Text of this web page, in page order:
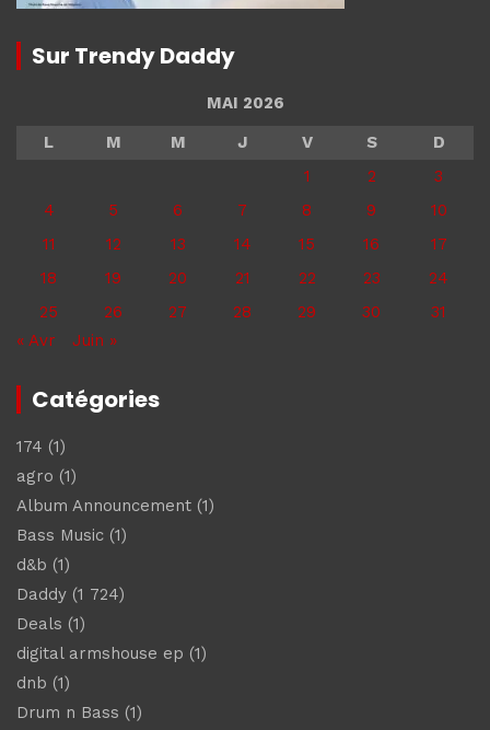
Sur Trendy Daddy
MAI 2026
L
M M J V S
D
1
2
3
4
5 6 7 8 9
10
11
12 13 14 15 16
17
18
19 20 21 22 23
24
25
26 27 28 29 30
31
« Avr
Juin »
Catégories
174 (1)
agro (1)
Album Announcement (1)
Bass Music (1)
d&b (1)
Daddy (1 724)
Deals (1)
digital armshouse ep (1)
dnb (1)
Drum n Bass (1)